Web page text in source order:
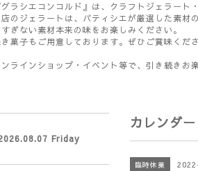
グラシエコンコルド』は、クラフトジェラート
店のジェラートは、パティシエが厳選した素材
ぎない素材本来の味をお楽しみください。
菓子もご用意しております。ぜひご賞味くださ
ンラインショップ・イベント等で、引き続きお
カレンダー
臨時休業
Friday